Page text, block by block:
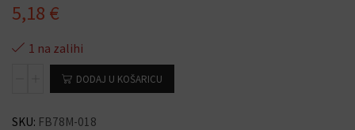
5,18 €
1 na zalihi
DODAJ U KOŠARICU
SKU: FB78M-018